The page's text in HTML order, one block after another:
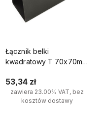
Łącznik belki
kwadratowy T 70x70mm
końce
53,34 zł
zawiera 23.00% VAT, bez
kosztów dostawy